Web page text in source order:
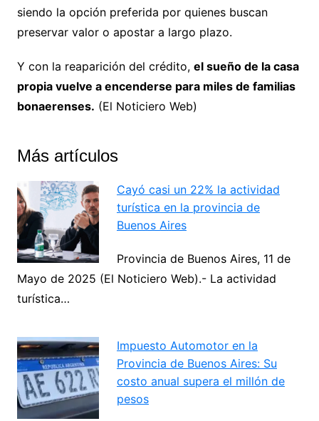
siendo la opción preferida por quienes buscan
preservar valor o apostar a largo plazo.
Y con la reaparición del crédito, el sueño de la casa
propia vuelve a encenderse para miles de familias
bonaerenses. (El Noticiero Web)
Más artículos
Cayó casi un 22% la actividad
turística en la provincia de
Buenos Aires
Provincia de Buenos Aires, 11 de
Mayo de 2025 (El Noticiero Web).- La actividad
turística…
Impuesto Automotor en la
Provincia de Buenos Aires: Su
costo anual supera el millón de
pesos